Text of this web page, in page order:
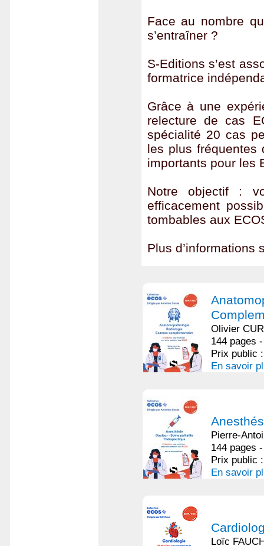
Face au nombre
s’entraîner ?
S-Editions s’est
formatrice
Grâce à une
relecture de cas
spécialité 20 cas
les plus fréquentes
importants pour les
Notre objectif :
efficacement
tombables aux
Plus d’informations
Olivier
144 pages
Prix public
En savoir
Pierre-
144 pages
Prix public
En savoir
Loïc